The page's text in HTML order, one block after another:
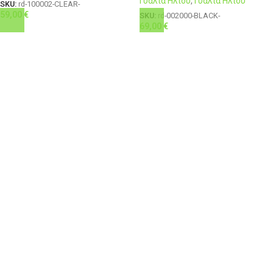
SKU: rd-100002-CLEAR-
59,00 € SKU: rd-002000-BLACK-
69,00 €